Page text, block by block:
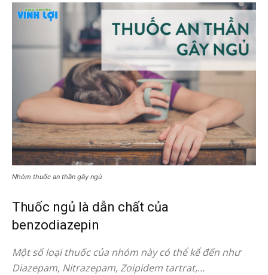
Nhóm thuốc an thần gây ngủ
Thuốc ngủ là dẫn chất của
benzodiazepin
Một số loại thuốc của nhóm này có thể kể đến như
Diazepam, Nitrazepam, Zoipidem tartrat,…